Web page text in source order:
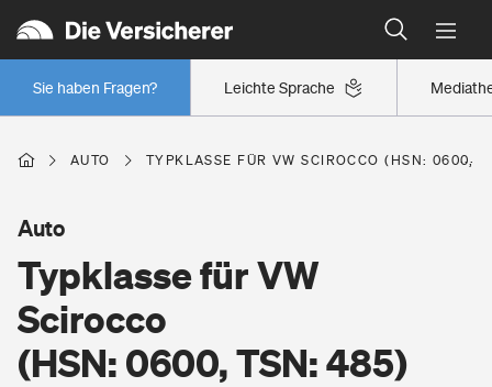
Leichte Sprache
Sie haben Fragen?
Wer versichert was: Jetzt Versicherer finden
Regionalklassen: So ist Ihre Region eingestuft
Wer versichert was: Jetzt Versicherer finden
Berufsunfähigkeitsversicherung
Wohnen
Wohngebäudeversicherung
AUTO TYPKLASSE FÜR VW SCIROCCO (HSN: 0600,
Typklasse für VW
Scirocco
(HSN: 0600, TSN: 485)
Auto